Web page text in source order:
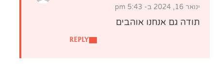
ינואר 16, 2024 ב- 5:43 pm
REPLY
תודה גם אנחנו אוהבים